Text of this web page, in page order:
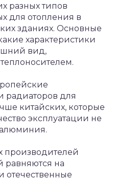
разных типов
для отопления в
зданиях. Основные
характеристики
вид,
радиаторов для
китайских, которые
эксплуатации не
производителей
равняются на
отечественные